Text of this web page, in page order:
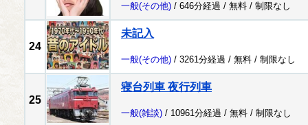
一般(その他) / 646分経過 / 無料 / 制限なし
24
未記入
一般(その他) / 3261分経過 / 無料 / 制限なし
25
寝台列車 夜行列車
一般(雑談) / 10961分経過 / 無料 / 制限なし